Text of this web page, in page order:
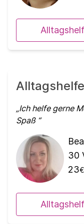
Ich helfe gerne
Spaß
30
23€